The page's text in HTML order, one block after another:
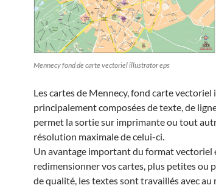
Mennecy fond de carte vectoriel illustrator eps
Les cartes de Mennecy, fond carte
principalement composées de texte, de
permet la sortie sur imprimante ou tout
résolution maximale de celui-ci.
Un avantage important du format vectoriel
redimensionner vos cartes, plus petites ou
de qualité, les textes sont travaillés avec